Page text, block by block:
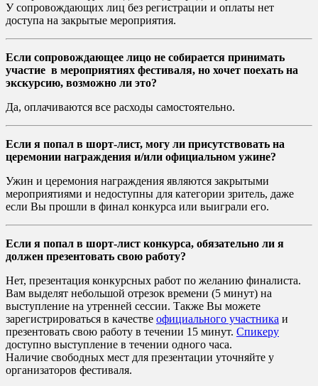
У сопровождающих лиц без регистрации и оплаты нет
доступа на закрытые мероприятия.
Если сопровождающее лицо не собирается принимать
участие в мероприятиях фестиваля, но хочет поехать на
экскурсию, возможно ли это?
Да, оплачиваются все расходы самостоятельно.
Если я попал в шорт-лист, могу ли присутствовать на
церемонии награждения и/или официальном ужине?
Ужин и церемония награждения являются закрытыми
мероприятиями и недоступны для категории зритель, даже
если Вы прошли в финал конкурса или выиграли его.
Если я попал в шорт-лист конкурса, обязательно ли я
должен презентовать свою работу?
Нет, презентация конкурсных работ по желанию финалиста.
Вам выделят небольшой отрезок времени (5 минут) на
выступление на утренней сессии. Также Вы можете
зарегистрироваться в качестве официального участника и
презентовать свою работу в течении 15 минут. Спикеру
доступно выступление в течении одного часа.
Наличие свободных мест для презентации уточняйте у
организаторов фестиваля.